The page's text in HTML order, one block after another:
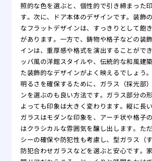
照的な色を選ぶと、個性的で引き締まった
す。次に、ドア本体のデザインです。装飾
なフラットデザインは、すっきりとして飽
があります。一方で、鋳物や格子などの装
インは、重厚感や格式を演出することがで
ッパ風の洋館スタイルや、伝統的な和風建
た装飾的なデザインがよく映えるでしょう
明るさを確保するために、ガラス（採光部
ンを選ぶのも良い方法です。ガラス部分の
よっても印象は大きく変わります。縦に長
ガラスはモダンな印象を、アーチ状や格子
はクラシカルな雰囲気を醸し出します。た
シーの確保や防犯性も考慮し、型ガラス（
防犯合わせガラスなどを選ぶと安心です。